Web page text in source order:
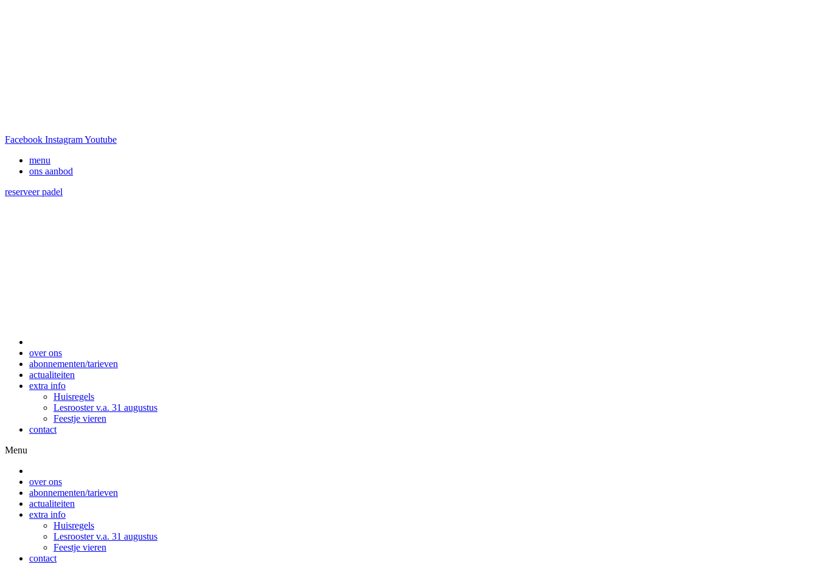
Facebook InstagramYoutube
menu
ons aanbod
reserveer padel
over ons
abonnementen/tarieven
actualiteiten
extra info
Huisregels
Lesrooster v.a. 31 augustus
Feestje vieren
contact
Menu
over ons
abonnementen/tarieven
actualiteiten
extra info
Huisregels
Lesrooster v.a. 31 augustus
Feestje vieren
contact